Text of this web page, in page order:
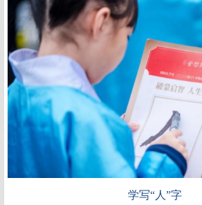
学写“人”字